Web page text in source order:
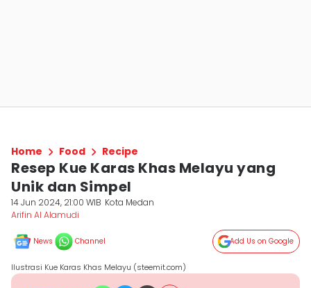
Home Food Recipe
Resep Kue Karas Khas Melayu yang
Unik dan Simpel
14 Jun 2024, 21:00 WIB Kota Medan
Arifin Al Alamudi
News Channel Add Us on Google
Ilustrasi Kue Karas Khas Melayu (steemit.com)